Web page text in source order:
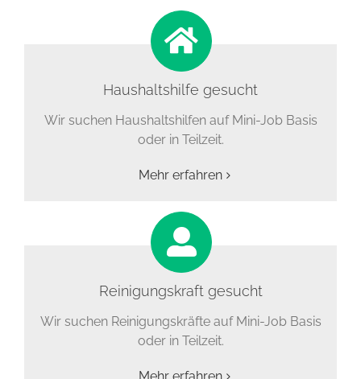
Haushaltshilfe gesucht
Wir suchen Haushaltshilfen auf Mini-Job Basis
oder in Teilzeit.
Mehr erfahren
Reinigungskraft gesucht
Wir suchen Reinigungskräfte auf Mini-Job Basis
oder in Teilzeit.